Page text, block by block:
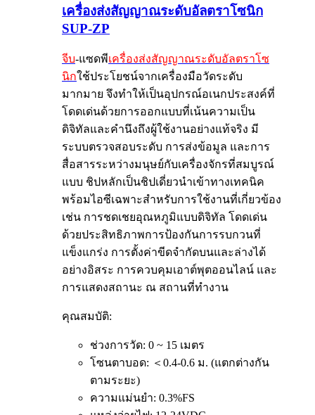
เครื่องส่งสัญญาณระดับอัลตราโซนิก
SUP-ZP
จีบ-แซดพีเครื่องส่งสัญญาณระดับอัลตราโซ
นิกใช้ประโยชน์จากเครื่องมือวัดระดับ
มากมาย จึงทำให้เป็นอุปกรณ์อเนกประสงค์ที่
โดดเด่นด้วยการออกแบบที่เน้นความเป็น
ดิจิทัลและคำนึงถึงผู้ใช้งานอย่างแท้จริง มี
ระบบตรวจสอบระดับ การส่งข้อมูล และการ
สื่อสารระหว่างมนุษย์กับเครื่องจักรที่สมบูรณ์
แบบ ชิปหลักเป็นชิปเดี่ยวนำเข้าทางเทคนิค
พร้อมไอซีเฉพาะสำหรับการใช้งานที่เกี่ยวข้อง
เช่น การชดเชยอุณหภูมิแบบดิจิทัล โดดเด่น
ด้วยประสิทธิภาพการป้องกันการรบกวนที่
แข็งแกร่ง การตั้งค่าขีดจำกัดบนและล่างได้
อย่างอิสระ การควบคุมเอาต์พุตออนไลน์ และ
การแสดงสถานะ ณ สถานที่ทำงาน
คุณสมบัติ:
ช่วงการวัด: 0 ~ 15 เมตร
โซนตาบอด: ＜0.4-0.6 ม. (แตกต่างกัน
ตามระยะ)
ความแม่นยำ: 0.3%FS